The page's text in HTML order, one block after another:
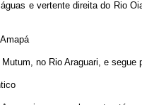
e vertente direita do Rio
no Rio Araguari, e